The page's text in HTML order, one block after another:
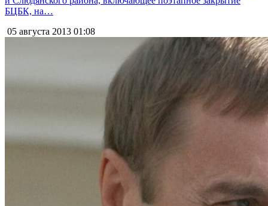
БЦБК, на…
05 августа 2013 01:08